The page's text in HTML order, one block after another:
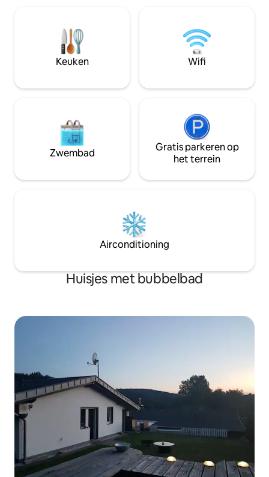
tegenover het
Pure gezelligheid
en moderne
Keuken Wifi
Zwembad
Gratis parkeren op
het terrein
Airconditioning
Huisjes met bubbelbad